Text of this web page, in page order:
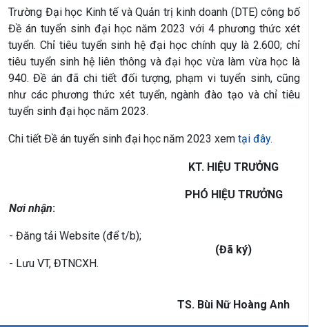
Trường Đại học Kinh tế và Quản trị kinh doanh (DTE) công bố
Đề án tuyển sinh đại học năm 2023 với 4 phương thức xét
tuyển. Chỉ tiêu tuyển sinh hệ đại học chính quy là 2.600; chỉ
tiêu tuyển sinh hệ liên thông và đại học vừa làm vừa học là
940. Đề án đã chi tiết đối tượng, phạm vi tuyển sinh, cũng
như các phương thức xét tuyển, ngành đào tạo và chỉ tiêu
tuyển sinh đại học năm 2023.
Chi tiết Đề án tuyển sinh đại học năm 2023 xem tại đây.
Nơi nhận:
- Đăng tải Website (để t/b);
- Lưu VT, ĐTNCXH.
KT. HIỆU TRƯỞNG
PHÓ HIỆU TRƯỞNG
(Đã ký)
TS. Bùi Nữ Hoàng Anh